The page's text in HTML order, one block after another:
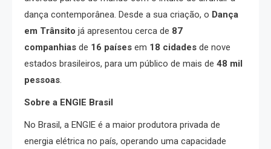
dança contemporânea. Desde a sua criação, o Dança
em Trânsito já apresentou cerca de 87
companhias de 16 países em 18 cidades de nove
estados brasileiros, para um público de mais de 48 mil
pessoas.
Sobre a ENGIE Brasil
No Brasil, a ENGIE é a maior produtora privada de
energia elétrica no país, operando uma capacidade